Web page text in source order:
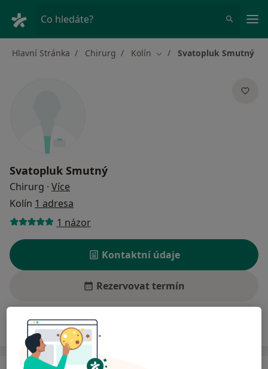
Co hledáte?
Hlavní Stránka Chirurg Kolín Změna města
Svatopluk Smutný
Svatopluk Smutný
Chirurg · Více
Kolín 1 adresa
1 názor
Kontaktní údaje
Rezervovat termín
Ceník Adresy